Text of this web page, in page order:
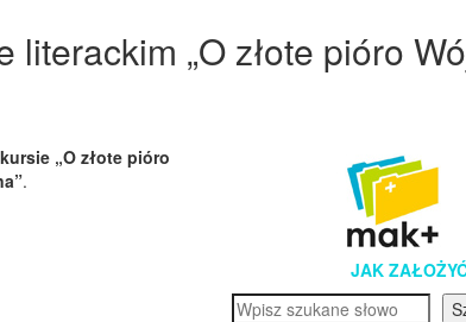
„O złote pióro
„O złote pióro
.
JAK
Szukaj